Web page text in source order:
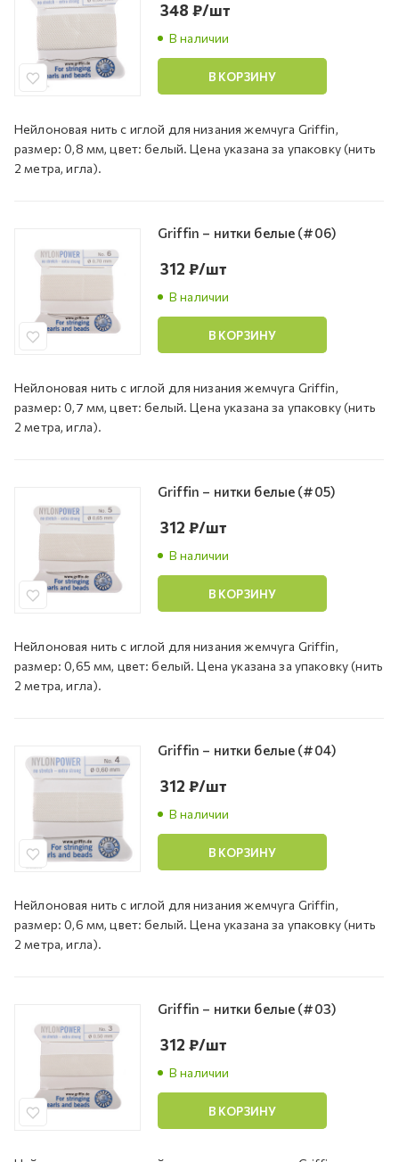
В наличии
348 ₽/шт
В КОРЗИНУ
Нейлоновая нить с иглой для низания жемчуга Griffin,
размер: 0,8 мм, цвет: белый. Цена указана за упаковку (нить
2 метра, игла).
Griffin – нитки белые (#06)
В наличии
312 ₽/шт
В КОРЗИНУ
Нейлоновая нить с иглой для низания жемчуга Griffin,
размер: 0,7 мм, цвет: белый. Цена указана за упаковку (нить
2 метра, игла).
Griffin – нитки белые (#05)
В наличии
312 ₽/шт
В КОРЗИНУ
Нейлоновая нить с иглой для низания жемчуга Griffin,
размер: 0,65 мм, цвет: белый. Цена указана за упаковку (нить
2 метра, игла).
Griffin – нитки белые (#04)
В наличии
312 ₽/шт
В КОРЗИНУ
Нейлоновая нить с иглой для низания жемчуга Griffin,
размер: 0,6 мм, цвет: белый. Цена указана за упаковку (нить
2 метра, игла).
Griffin – нитки белые (#03)
В наличии
312 ₽/шт
В КОРЗИНУ